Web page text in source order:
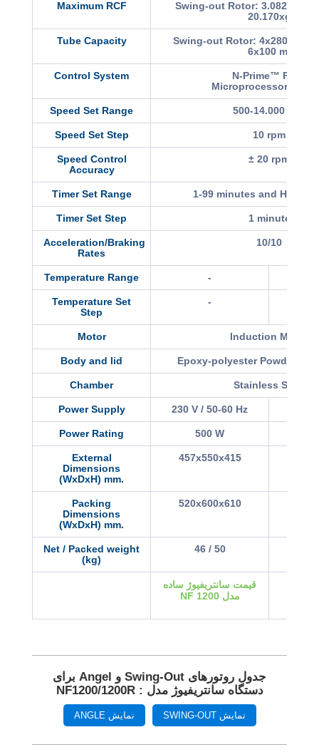
Maximum RCF
Swing-out Rotor: 3.082xg
20.170xg
Tube Capacity
Swing-out Rotor: 4x280 ml
6x100 ml
Control System
N-Prime™
Microprocessor
Speed Set Range 500-14.000 rpm
Speed Set Step 10 rpm
Speed Control
Accuracy
± 20 rpm
Timer Set Range 1-99 minutes and Hold
Timer Set Step 1 minute
Acceleration/Braking
Rates
10/10
Temperature Range -
Temperature Set
Step
-
Motor Induction Motor
Body and lid Epoxy-polyester Powder
Chamber Stainless Steel
Power Supply 230 V / 50-60 Hz
Power Rating 500 W
External
Dimensions
(WxDxH) mm.
457x550x415
Packing
Dimensions
(WxDxH) mm.
520x600x610
Net / Packed weight
(kg)
46 / 50
قیمت سانتريفيوژ ساده
مدل NF 1200
جدول روتورهای Swing-Out و Angel برای
دستگاه سانتريفيوژ مدل : NF1200/1200R
نمایش SWING-OUT نمایش ANGLE